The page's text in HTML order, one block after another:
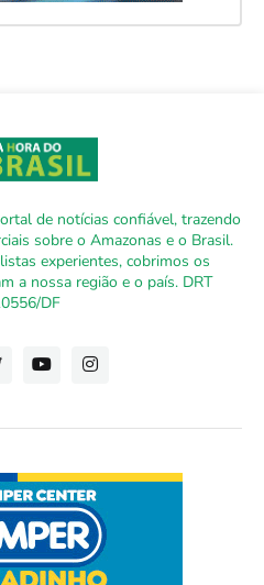
de notícias confiável, trazendo
sobre o Amazonas e o Brasil.
experientes, cobrimos os
a nossa região e o país. DRT
DF